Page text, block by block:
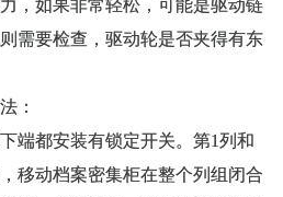
，如果非常轻松，可能是驱动链
需要检查，驱动轮是否夹得有东
：
端都安装有锁定开关。第1列和
移动档案密集柜在整个列组闭合